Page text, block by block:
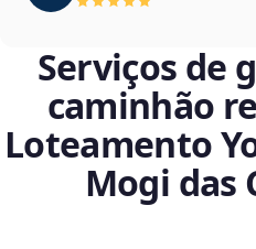
Serviços de
caminhão
Loteamento
Mogi das